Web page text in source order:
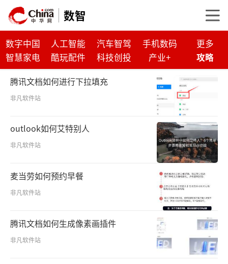
数智
数字中国 人工智能 汽车智驾 手机数码
更多
智慧家电
酷玩配件 科技创投 产业+
攻略
腾讯文档如何进行下拉填充
非凡软件站
outlook如何艾特别人
非凡软件站
麦当劳如何预约早餐
非凡软件站
腾讯文档如何生成像素画插件
非凡软件站